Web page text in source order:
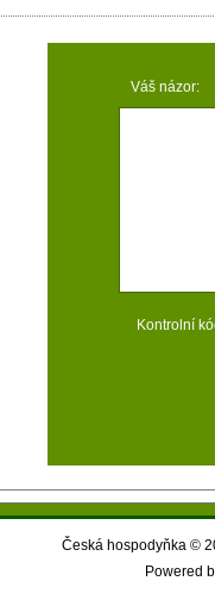
Váš názor:
Kontrolní
Česká hospodyňka ©
Powered